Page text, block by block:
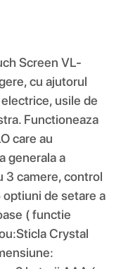
Screen VL-
cu ajutorul
usile de
Functioneaza
care au
generala a
3 camere, control
optiuni de setare a
( functie
Crystal